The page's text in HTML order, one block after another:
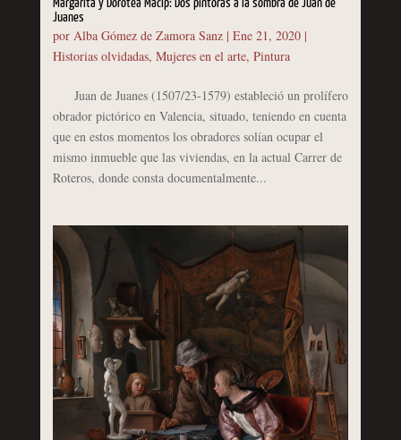
Margarita y Dorotea Macip: Dos pintoras a la sombra de Juan de
Juanes
por Alba Gómez de Zamora Sanz| Ene 21, 2020|
Historias olvidadas, Mujeres en el arte, Pintura
Juan de Juanes (1507/23-1579) estableció un prolífero
obrador pictórico en Valencia, situado, teniendo en cuenta
que en estos momentos los obradores solían ocupar el
mismo inmueble que las viviendas, en la actual Carrer de
Roteros, donde consta documentalmente...